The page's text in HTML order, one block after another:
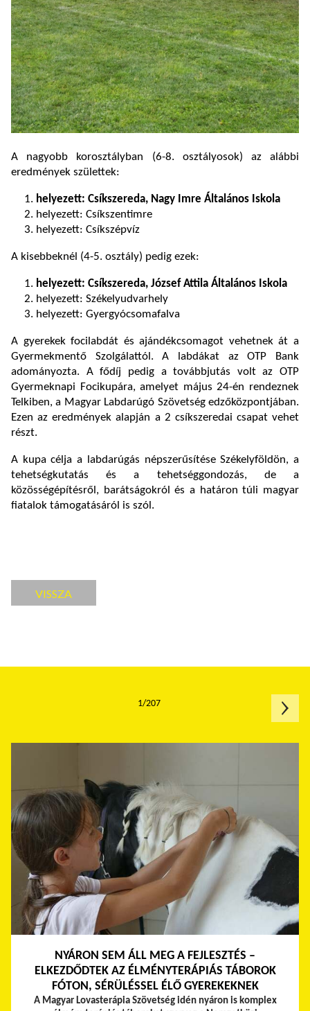
A nagyobb korosztályban (6-8. osztályosok) az alábbi
eredmények születtek:
helyezett: Csíkszereda, Nagy Imre Általános Iskola
helyezett: Csíkszentimre
helyezett: Csíkszépvíz
A kisebbeknél (4-5. osztály) pedig ezek:
helyezett: Csíkszereda, József Attila Általános Iskola
helyezett: Székelyudvarhely
helyezett: Gyergyócsomafalva
A gyerekek focilabdát és ajándékcsomagot vehetnek át a
Gyermekmentő Szolgálattól. A labdákat az OTP Bank
adományozta. A fődíj pedig a továbbjutás volt az OTP
Gyermeknapi Focikupára, amelyet május 24-én rendeznek
Telkiben, a Magyar Labdarúgó Szövetség edzőközpontjában.
Ezen az eredmények alapján a 2 csíkszeredai csapat vehet
részt.
A kupa célja a labdarúgás népszerűsítése Székelyföldön, a
tehetségkutatás és a tehetséggondozás, de a
közösségépítésről, barátságokról és a határon túli magyar
fiatalok támogatásáról is szól.
VISSZA
NYÁRON SEM ÁLL MEG A FEJLESZTÉS –
ELKEZDŐDTEK AZ ÉLMÉNYTERÁPIÁS TÁBOROK
FÓTON, SÉRÜLÉSSEL ÉLŐ GYEREKEKNEK
A Magyar Lovasterápia Szövetség idén nyáron is komplex
1/207